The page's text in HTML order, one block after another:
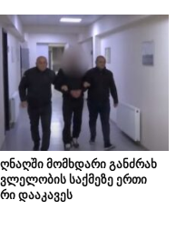
მომხდარი განძრახ
საქმეზე ერთი
დააკავეს